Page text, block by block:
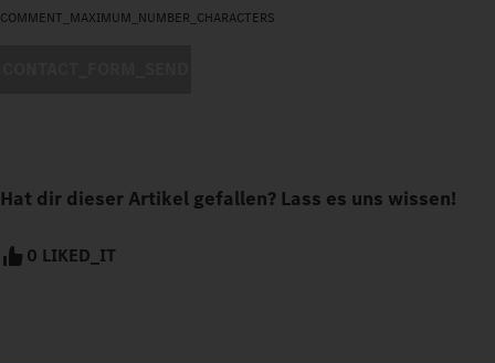
COMMENT_MAXIMUM_NUMBER_CHARACTERS
Hat dir dieser Artikel gefallen? Lass es uns wissen!
0 LIKED_IT